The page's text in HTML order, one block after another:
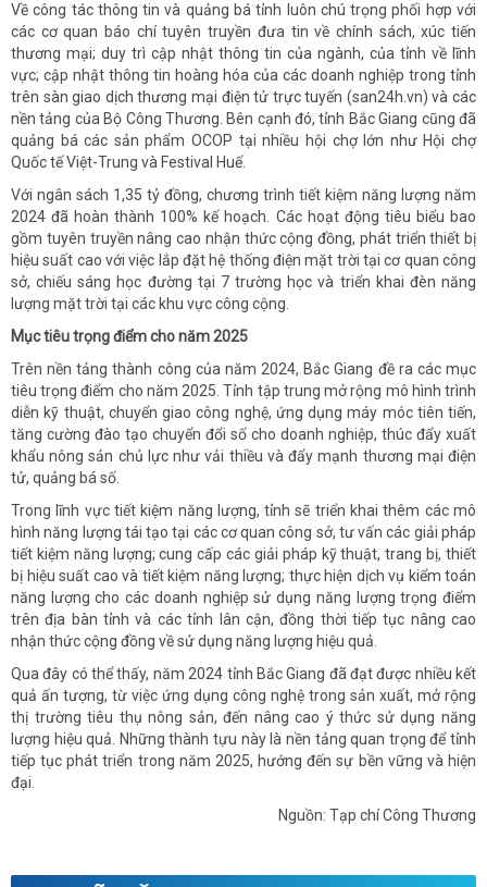
Về công tác thông tin và quảng bá tỉnh luôn chú trọng phối hợp với
các cơ quan báo chí tuyên truyền đưa tin về chính sách, xúc tiến
thương mại; duy trì cập nhật thông tin của ngành, của tỉnh về lĩnh
vực; cập nhật thông tin hoàng hóa của các doanh nghiệp trong tỉnh
trên sàn giao dịch thương mại điện tử trực tuyến (san24h.vn) và các
nền tảng của Bộ Công Thương. Bên cạnh đó, tỉnh Bắc Giang cũng đã
quảng bá các sản phẩm OCOP tại nhiều hội chợ lớn như Hội chợ
Quốc tế Việt-Trung và Festival Huế.
Với ngân sách 1,35 tỷ đồng, chương trình tiết kiệm năng lượng năm
2024 đã hoàn thành 100% kế hoạch. Các hoạt động tiêu biểu bao
gồm tuyên truyền nâng cao nhận thức cộng đồng, phát triển thiết bị
hiệu suất cao với việc lắp đặt hệ thống điện mặt trời tại cơ quan công
sở, chiếu sáng học đường tại 7 trường học và triển khai đèn năng
lượng mặt trời tại các khu vực công cộng.
Mục tiêu trọng điểm cho năm 2025
Trên nền tảng thành công của năm 2024, Bắc Giang đề ra các mục
tiêu trọng điểm cho năm 2025. Tỉnh tập trung mở rộng mô hình trình
diễn kỹ thuật, chuyển giao công nghệ, ứng dụng máy móc tiên tiến,
tăng cường đào tạo chuyển đổi số cho doanh nghiệp, thúc đẩy xuất
khẩu nông sản chủ lực như vải thiều và đẩy mạnh thương mại điện
tử, quảng bá số.
Trong lĩnh vực tiết kiệm năng lượng, tỉnh sẽ triển khai thêm các mô
hình năng lượng tái tạo tại các cơ quan công sở, tư vấn các giải pháp
tiết kiệm năng lượng; cung cấp các giải pháp kỹ thuật, trang bị, thiết
bị hiệu suất cao và tiết kiệm năng lượng; thực hiện dịch vụ kiểm toán
năng lượng cho các doanh nghiệp sử dụng năng lượng trọng điểm
trên địa bàn tỉnh và các tỉnh lân cận, đồng thời tiếp tục nâng cao
nhận thức cộng đồng về sử dụng năng lượng hiệu quả.
Qua đây có thể thấy, năm 2024 tỉnh Bắc Giang đã đạt được nhiều kết
quả ấn tượng, từ việc ứng dụng công nghệ trong sản xuất, mở rộng
thị trường tiêu thụ nông sản, đến nâng cao ý thức sử dụng năng
lượng hiệu quả. Những thành tựu này là nền tảng quan trọng để tỉnh
tiếp tục phát triển trong năm 2025, hướng đến sự bền vững và hiện
đại.
Nguồn: Tạp chí Công Thương